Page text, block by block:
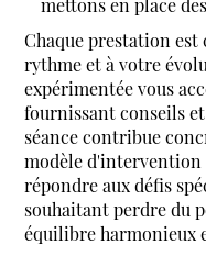
mettons en place
Chaque prestation
rythme et à votre
expérimentée vous
fournissant conseils
séance contribue
modèle d'intervention
répondre aux défis
souhaitant perdre du
équilibre harmonieux